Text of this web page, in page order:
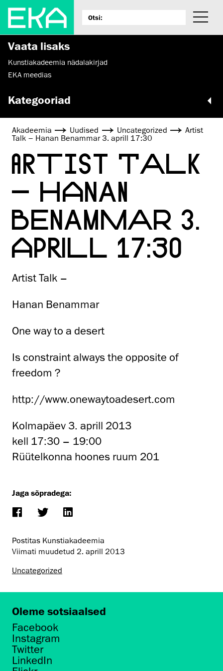
Vaata lisaks
Kunstiakadeemia nädalakirjad
EKA meedias
Kategooriad
Akadeemia Uudised Uncategorized
Artist
Talk – Hanan Benammar 3. aprill 17:30
ARTIST TALK
– HANAN
BENAMMAR 3.
APRILL 17:30
Artist Talk –
Hanan Benammar
One way to a desert
Is constraint always the opposite of
freedom ?
http://www.onewaytoadesert.com
Kolmapäev 3. aprill 2013
kell 17:30 – 19:00
Rüütelkonna hoones ruum 201
Jaga sõpradega:
Postitas Kunstiakadeemia
Viimati muudetud 2. aprill 2013
Uncategorized
Oleme sotsiaalsed
Facebook
Instagram
Twitter
LinkedIn